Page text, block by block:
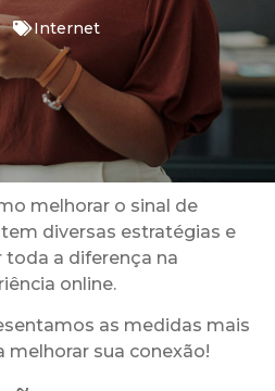
Internet
melhorar o sinal de
diversas estratégias e
a diferença na
online.
as medidas mais
melhorar sua conexão!